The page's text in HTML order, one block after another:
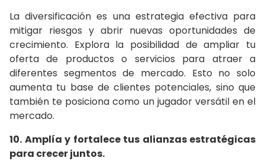
La diversificación es una estrategia efectiva para
mitigar riesgos y abrir nuevas oportunidades de
crecimiento. Explora la posibilidad de ampliar tu
oferta de productos o servicios para atraer a
diferentes segmentos de mercado. Esto no solo
aumenta tu base de clientes potenciales, sino que
también te posiciona como un jugador versátil en el
mercado.
10. Amplía y fortalece tus alianzas estratégicas
para crecer juntos.